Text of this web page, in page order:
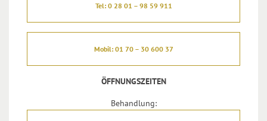
Tel: 0 28 01 – 98 59 911
Mobil: 01 70 – 30 600 37
ÖFFNUNGSZEITEN
Behandlung: